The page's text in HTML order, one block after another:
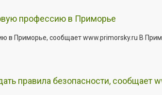
профессию в Приморье
в Приморье, сообщает www.primorsky.ru В
правила безопасности, сообщает